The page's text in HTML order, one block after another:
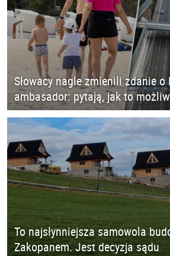
Słowacy nagle zmienili zdanie o
ambasador: pytają, jak to
To najsłynniejsza samowola
Zakopanem. Jest decyzja sądu